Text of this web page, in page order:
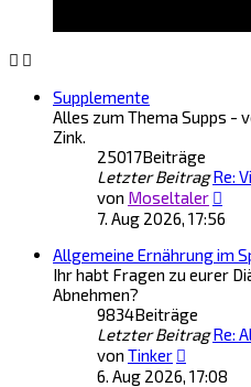
Supplemente
Alles zum Thema Supps -
Zink.
25017Beiträge
Letzter Beitrag Re:
von Moseltaler
7. Aug 2026, 17:56
Allgemeine Ernährung im
Ihr habt Fragen zu eurer
Abnehmen?
9834Beiträge
Letzter Beitrag Re:
von Tinker
Beitrag
6. Aug 2026, 17:08